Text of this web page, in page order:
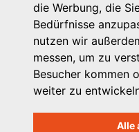
die Werbung, die
Bedürfnisse
nutzen wir
messen, um zu
Besucher kommen
weiter zu
Alle
Michaelkirchstr. 17/18
10179 Berlin
Telefon: 030 – 58 58 17 16
E-Mail: info@vpk.de
Mehr Informationen:
Hilfe